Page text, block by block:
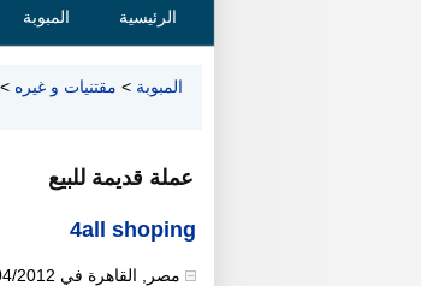
الرئيسية المبوبة
المبوبة > مقتنيات و غيره >
عملة قديمة للبيع
4all shoping
مصر القاهرة في 2012